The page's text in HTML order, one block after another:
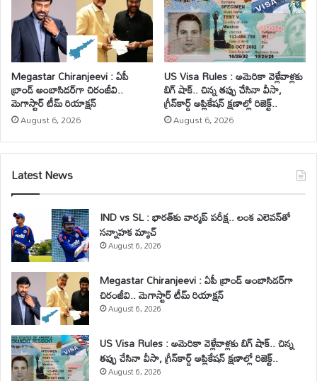
Megastar Chiranjeevi : ఏపీ
బ్రాండ్ అంబాసిడర్‌గా చిరంజీవి..
మెగాస్టార్ టీమ్ రియాక్షన్
August 6, 2026
US Visa Rules : అమెరికా వెళ్లేవాళ్లకు
బిగ్ షాక్.. చిన్న తప్పు చేసినా వీసా,
గ్రీన్‌కార్డ్ అప్లికేషన్ క్షణాల్లో రిజెక్ట్..
August 6, 2026
Latest News
IND vs SL : భారత్‌కు వార్మప్ పరీక్ష.. లంక ఎలెవన్‌తో
సన్నాహక మ్యాచ్
August 6, 2026
Megastar Chiranjeevi : ఏపీ బ్రాండ్ అంబాసిడర్‌గా
చిరంజీవి.. మెగాస్టార్ టీమ్ రియాక్షన్
August 6, 2026
US Visa Rules : అమెరికా వెళ్లేవాళ్లకు బిగ్ షాక్.. చిన్న
తప్పు చేసినా వీసా, గ్రీన్‌కార్డ్ అప్లికేషన్ క్షణాల్లో రిజెక్ట్..
August 6, 2026